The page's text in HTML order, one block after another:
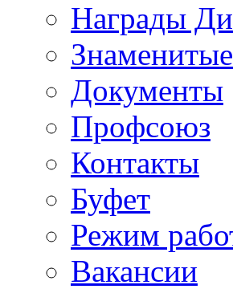
Награды
Документы
Профсоюз
Контакты
Буфет
Режим
Вакансии